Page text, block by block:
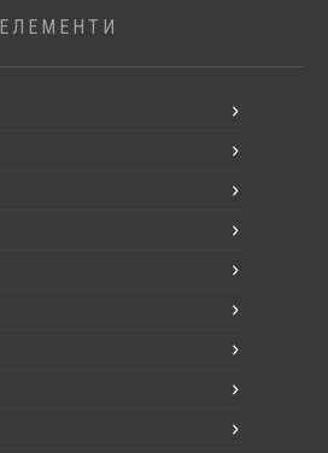
ЕЛЕМЕНТИ